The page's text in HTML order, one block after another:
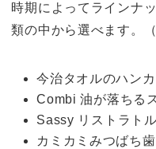
時期によってラインナ
類の中から選べます。
今治タオルのハン
Combi 油が落ちる
Sassy リストラトル
カミカミみつばち